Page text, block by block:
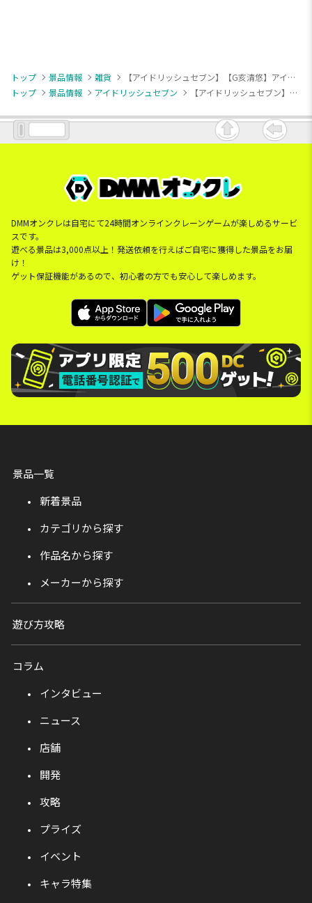
トップ 景品情報 雑貨
【アイドリッシュセブン】【G亥清悠】アイドリッシュセブン ダイカットハンドタオル～アイナナパレード～vol.2
トップ
景品情報 アイドリッシュセブン 【アイドリッシュセブン】【G亥清悠】アイドリッシュセブン ダイカットハンドタオル～アイナナパレード～vol.2
DMMオンクレは自宅にて24時間オンラインクレーンゲームが楽しめるサービ
スです。
遊べる景品は3,000点以上！発送依頼を行えばご自宅に獲得した景品をお届
け！
ゲット保証機能があるので、初心者の方でも安心して楽しめます。
景品一覧
新着景品
カテゴリから探す
作品名から探す
メーカーから探す
遊び方攻略
コラム
インタビュー
ニュース
店舗
開発
攻略
プライズ
イベント
キャラ特集